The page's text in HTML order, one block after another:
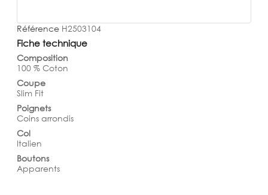
Référence H2503104
Fiche technique
Composition
100 % Coton
Coupe
Slim Fit
Poignets
Coins arrondis
Col
Italien
Boutons
Apparents